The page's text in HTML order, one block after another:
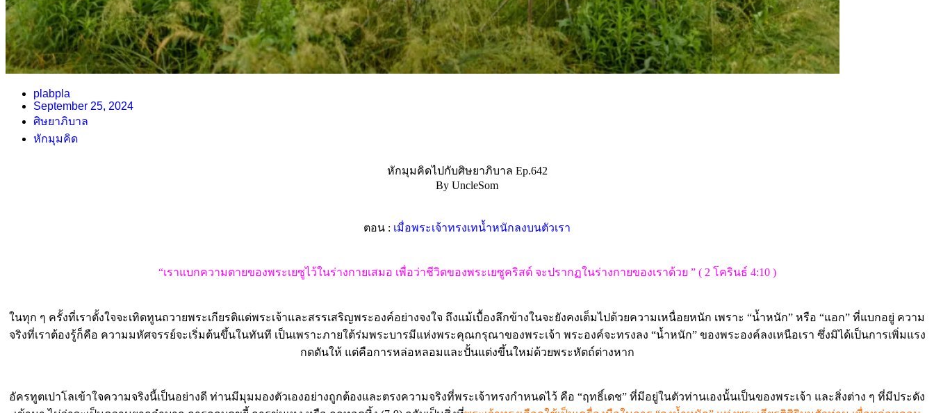
plabpla
September 25, 2024
ศิษยาภิบาล
หักมุมคิด
หักมุมคิดไปกับศิษยาภิบาล Ep.642
By UncleSom
ตอน : เมื่อพระเจ้าทรงเทน้ำหนักลงบนตัวเรา
“เราแบกความตายของพระเยซูไว้ในร่างกายเสมอ เพื่อว่าชีวิตของพระเยซูคริสต์ จะปรากฏในร่างกายของเราด้วย ” ( 2 โครินธ์ 4:10 )
ในทุก ๆ ครั้งที่เราตั้งใจจะเทิดทูนถวายพระเกียรติแด่พระเจ้าและสรรเสริญพระองค์อย่างจงใจ ถึงแม้เบื้องลึกข้างในจะยังคงเต็มไปด้วยความเหนื่อยหนัก เพราะ “น้ำหนัก” หรือ “แอก” ที่แบกอยู่ ความ
จริงที่เราต้องรู้ก็คือ ความมหัศจรรย์จะเริ่มต้นขึ้นในทันที เป็นเพราะภายใต้ร่มพระบารมีแห่งพระคุณกรุณาของพระเจ้า พระองค์จะทรงลง “น้ำหนัก” ของพระองค์ลงเหนือเรา ซึ่งมิได้เป็นการเพิ่มแรง
กดดันให้ แต่คือการหล่อหลอมและปั้นแต่งขึ้นใหม่ด้วยพระหัตถ์ต่างหาก
อัครทูตเปาโลเข้าใจความจริงนี้เป็นอย่างดี ท่านมีมุมมองตัวเองอย่างถูกต้องและตรงความจริงที่พระเจ้าทรงกำหนดไว้ คือ “ฤทธิ์เดช” ที่มีอยู่ในตัวท่านเองนั้นเป็นของพระเจ้า และสิ่งต่าง ๆ ที่มีประดัง